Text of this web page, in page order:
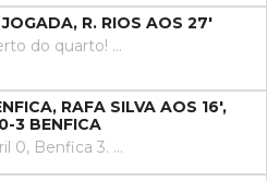
R. RIOS AOS 27'
Benfica perto do quarto! Remate de primeira de Richard Ríos, no coração da área, para uma grande defesa de Robles.
RAFA SILVA AOS 16',
3 BENFICA
Golo! Estoril 0, Benfica 3. Bah para Prestianni, Prestianni para Rafa, e o extremo português, após um excelente pormenor, remata rasteiro e colocado na área, sem hipótese de defesa para Robles.